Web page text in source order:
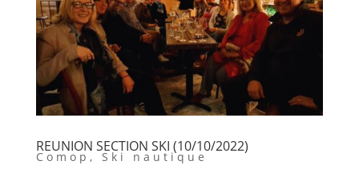
REUNION SECTION SKI (10/10/2022)
Comop , Ski nautique